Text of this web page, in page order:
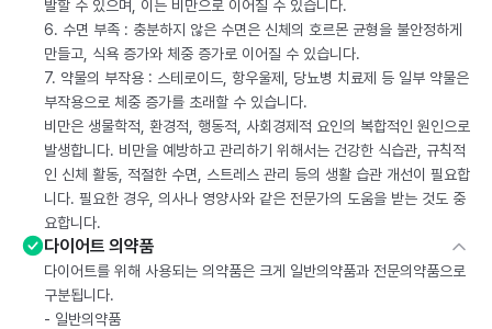
발할 수 있으며, 이는 비만으로 이어질 수 있습니다.
6. 수면 부족 : 충분하지 않은 수면은 신체의 호르몬 균형을 불안정하게
만들고, 식욕 증가와 체중 증가로 이어질 수 있습니다.
7. 약물의 부작용 : 스테로이드, 항우울제, 당뇨병 치료제 등 일부 약물은
부작용으로 체중 증가를 초래할 수 있습니다.
비만은 생물학적, 환경적, 행동적, 사회경제적 요인의 복합적인 원인으로
발생합니다. 비만을 예방하고 관리하기 위해서는 건강한 식습관, 규칙적
인 신체 활동, 적절한 수면, 스트레스 관리 등의 생활 습관 개선이 필요합
니다. 필요한 경우, 의사나 영양사와 같은 전문가의 도움을 받는 것도 중
요합니다.
다이어트 의약품
다이어트를 위해 사용되는 의약품은 크게 일반의약품과 전문의약품으로
구분됩니다.
- 일반의약품